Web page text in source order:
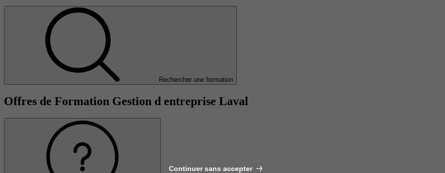
Rechercher une formation
Offres de Formation Gestion d entreprise Laval
Continuer sans accepter